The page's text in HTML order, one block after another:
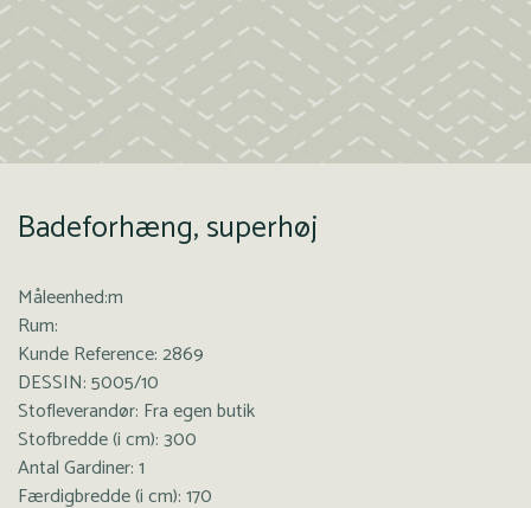
Badeforhæng, superhøj
Måleenhed:m
Rum:
Kunde Reference: 2869
DESSIN: 5005/10
Stofleverandør: Fra egen butik
Stofbredde (i cm): 300
Antal Gardiner: 1
Færdigbredde (i cm): 170